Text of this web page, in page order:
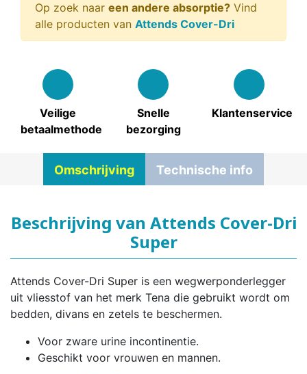
Op zoek naar een andere absorptie? Vind
alle producten van Attends Cover-Dri
Veilige
betaalmethode
Snelle
bezorging
Klantenservice
Omschrijving Technische info
Beschrijving van Attends Cover-Dri
Super
Attends Cover-Dri Super is een wegwerponderlegger
uit vliesstof van het merk Tena die gebruikt wordt om
bedden, divans en zetels te beschermen.
Voor zware urine incontinentie.
Geschikt voor vrouwen en mannen.